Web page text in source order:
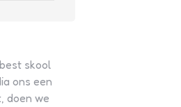
skool
ons een
doen we